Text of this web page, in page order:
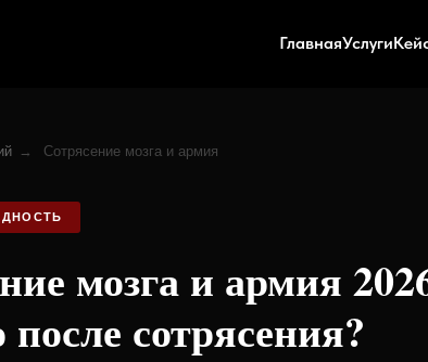
ГлавнаяУслуги
→ Сотрясение мозга и армия
мозга и армия
сотрясения?